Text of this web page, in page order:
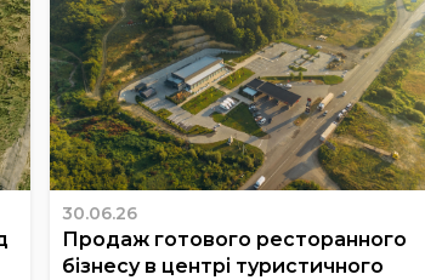
30.06.26
Продаж готового ресторанного
бізнесу в центрі туристичного